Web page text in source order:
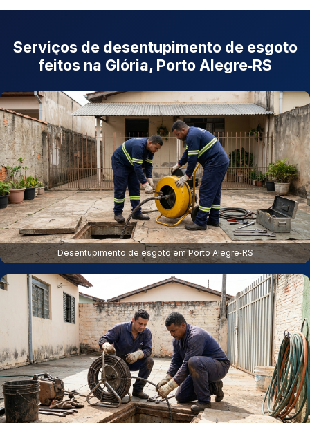
Serviços de desentupimento de esgoto
feitos na Glória, Porto Alegre‑RS
Desentupimento de esgoto em Porto Alegre‑RS